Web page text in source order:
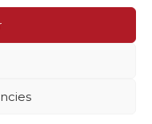
cookies